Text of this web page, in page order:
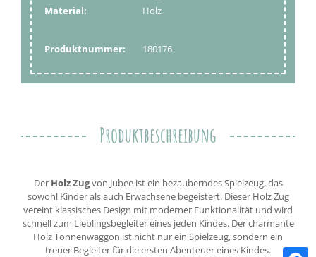
Material:
Holz
Produktnummer: 180176
Produktbeschreibung
Der Holz Zugvon Jubee ist ein bezauberndes Spielzeug, das
sowohl Kinder als auch Erwachsene begeistert. Dieser Holz Zug
vereint klassisches Design mit moderner Funktionalität und wird
schnell zum Lieblingsbegleiter eines jeden Kindes. Der charmante
Holz Tonnenwaggon ist nicht nur ein Spielzeug, sondern ein
treuer Begleiter für die ersten Abenteuer eines Kindes.